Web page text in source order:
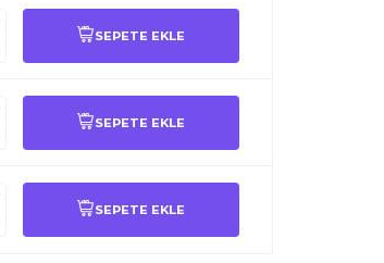
SEPETE EKLE
SEPETE EKLE
SEPETE EKLE